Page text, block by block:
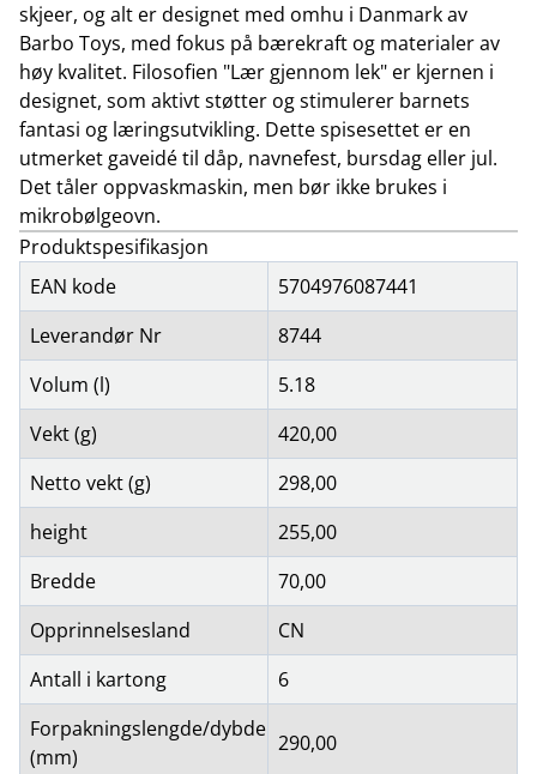
skjeer, og alt er designet med omhu i Danmark av
Barbo Toys, med fokus på bærekraft og materialer av
høy kvalitet. Filosofien "Lær gjennom lek" er kjernen i
designet, som aktivt støtter og stimulerer barnets
fantasi og læringsutvikling. Dette spisesettet er en
utmerket gaveidé til dåp, navnefest, bursdag eller jul.
Det tåler oppvaskmaskin, men bør ikke brukes i
mikrobølgeovn.
Produktspesifikasjon
EAN kode
5704976087441
Leverandør Nr
8744
Volum (l)
5.18
Vekt (g)
420,00
Netto vekt (g)
298,00
height
255,00
Bredde
70,00
Opprinnelsesland
CN
Antall i kartong
6
Forpakningslengde/dybde
(mm)
290,00